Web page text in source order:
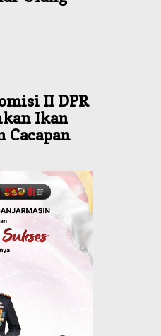
II DPR
Ikan
Cacapan
Project
30
Jauh,